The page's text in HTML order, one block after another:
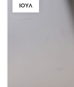
ΙΟΎΛ